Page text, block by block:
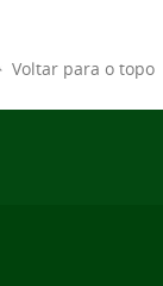
Voltar para o topo